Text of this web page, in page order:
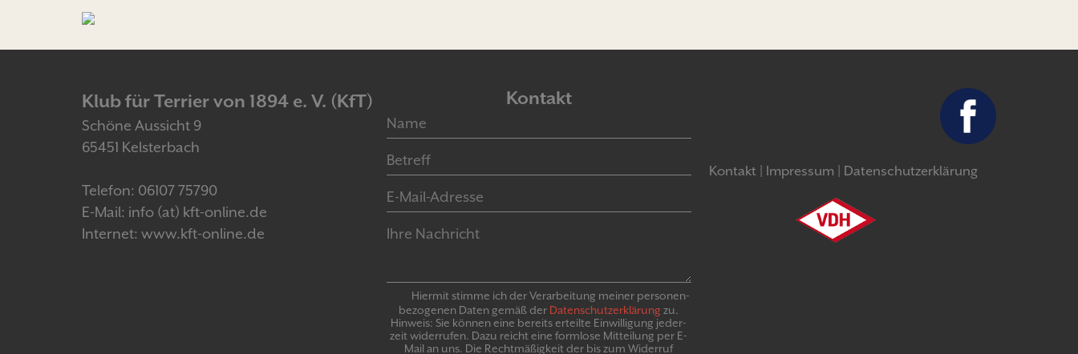
Klub für Terrier von 1894 e. V. (KfT)
Schöne Aussicht 9
65451 Kelsterbach
Telefon: 06107 75790
E-Mail: info (at) kft-online.de
Internet: www.kft-online.de
Kontakt
Hiermit stimme ich der Verarbeitung meiner personen­
bezogenen Daten gemäß der Daten­schutz­er­klär­ung zu.
Hinweis: Sie können eine bereits erteilte Ein­willigung jeder­
zeit widerrufen. Dazu reicht eine formlose Mitteilung per E-
Mail an uns. Die Recht­mäßigkeit der bis zum Widerruf
Kontakt Impressum Datenschutzerklärung